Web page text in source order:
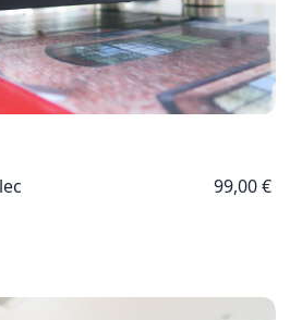
99,00 €